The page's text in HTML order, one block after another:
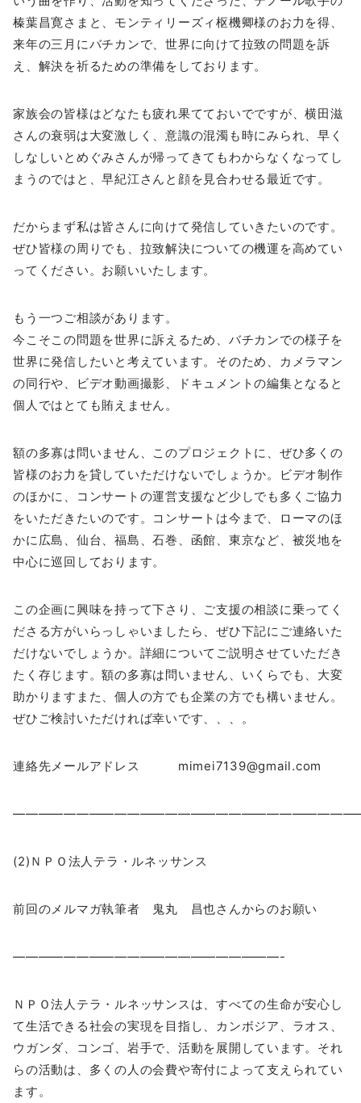
榛葉昌寛さまと、モンティリーズィ枢機卿様のお力を得、
来年の三月にバチカンで、世界に向けて拉致の問題を訴
え、解決を祈るための準備をしております。
家族会の皆様はどなたも疲れ果てておいでですが、横田滋
さんの衰弱は大変激しく、意識の混濁も時にみられ、早く
しなしいとめぐみさんが帰ってきてもわからなくなってし
まうのではと、早紀江さんと顔を見合わせる最近です。
だからまず私は皆さんに向けて発信していきたいのです。
ぜひ皆様の周りでも、拉致解決についての機運を高めてい
ってください。お願いいたします。
もう一つご相談があります。
今こそこの問題を世界に訴えるため、バチカンでの様子を
世界に発信したいと考えています。そのため、カメラマン
の同行や、ビデオ動画撮影、ドキュメントの編集となると
個人ではとても賄えません。
額の多寡は問いません、このプロジェクトに、ぜひ多くの
皆様のお力を貸していただけないでしょうか。ビデオ制作
のほかに、コンサートの運営支援など少しでも多くご協力
をいただきたいのです。コンサートは今まで、ローマのほ
かに広島、仙台、福島、石巻、函館、東京など、被災地を
中心に巡回しております。
この企画に興味を持って下さり、ご支援の相談に乗ってく
ださる方がいらっしゃいましたら、ぜひ下記にご連絡いた
だけないでしょうか。詳細についてご説明させていただき
たく存じます。額の多寡は問いません、いくらでも、大変
助かりますまた、個人の方でも企業の方でも構いません。
ぜひご検討いただければ幸いです、、、。
連絡先メールアドレス mimei7139@gmail.com
(2)ＮＰＯ法人テラ・ルネッサンス
前回のメルマガ執筆者 鬼丸 昌也さんからのお願い
—————————————————————-
ＮＰＯ法人テラ・ルネッサンスは、すべての生命が安心し
て生活できる社会の実現を目指し、カンボジア、ラオス、
ウガンダ、コンゴ、岩手で、活動を展開しています。それ
らの活動は、多くの人の会費や寄付によって支えられてい
ます。